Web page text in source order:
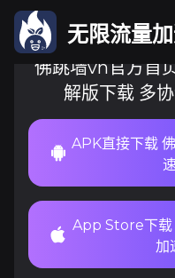
无限流量
佛跳墙vn官方首
解版下载 多
APK直接下载
App Store下载
加